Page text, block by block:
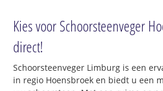
Kies voor Schoorsteenveger
direct!
Schoorsteenveger Limburg is een
in regio Hoensbroek en biedt u een